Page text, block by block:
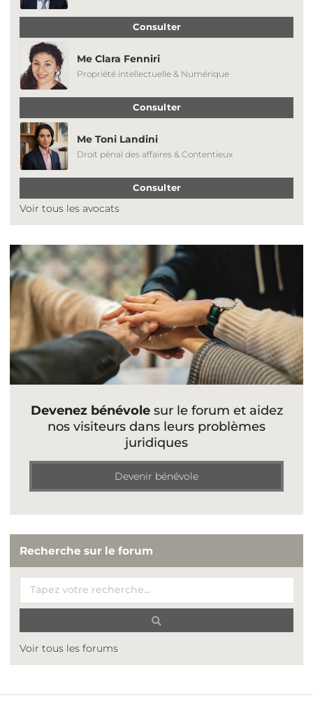
Consulter
Me Clara Fenniri
Propriété intellectuelle & Numérique
Consulter
Me Toni Landini
Droit pénal des affaires & Contentieux
Consulter
Voir tous les avocats
Devenez bénévolesur le forum et aidez
nos visiteurs dans leurs problèmes
juridiques
Devenir bénévole
Recherche sur le forum
Voir tous les forums